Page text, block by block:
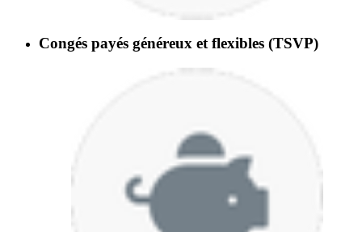
Congés payés généreux et flexibles (TSVP)